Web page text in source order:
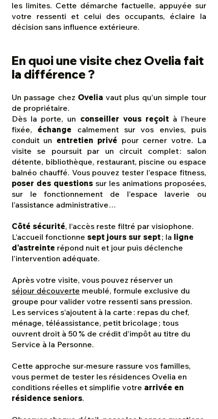
les limites. Cette démarche factuelle, appuyée sur
votre ressenti et celui des occupants, éclaire la
décision sans influence extérieure.
En quoi une visite chez Ovelia fait
la différence ?
Un passage chez Ovelia vaut plus qu’un simple tour
de propriétaire.
Dès la porte, un conseiller vous reçoità l’heure
fixée, échange calmement sur vos envies, puis
conduit un entretien privé pour cerner votre. La
visite se poursuit par un circuit complet : salon
détente, bibliothèque, restaurant, piscine ou espace
balnéo chauffé. Vous pouvez tester l’espace fitness,
poser des questions sur les animations proposées,
sur le fonctionnement de l’espace laverie ou
l’assistance administrative…
Côté sécurité, l’accès reste filtré par visiophone.
L’accueil fonctionne sept jours sur sept; la ligne
d’astreinte répond nuit et jour puis déclenche
l’intervention adéquate.
Après votre visite, vous pouvez réserver un
séjour découverte meublé, formule exclusive du
groupe pour valider votre ressenti sans pression.
Les services s’ajoutent à la carte : repas du chef,
ménage, téléassistance, petit bricolage ; tous
ouvrent droit à 50 % de crédit d’impôt au titre du
Service à la Personne.
Cette approche sur‑mesure rassure vos familles,
vous permet de tester les résidences Ovelia en
conditions réelles et simplifie votre arrivée en
résidence seniors.